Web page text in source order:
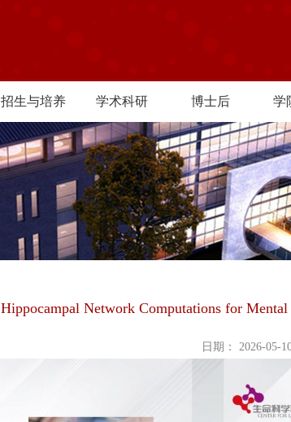
招生与培养 学术科研 博士后 学
Hippocampal Network Computations for
日期： 2026-05-